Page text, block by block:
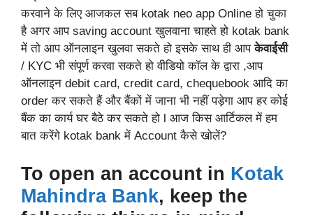
करवाने के लिए आजकल सब kotak neo app Online हो चुका
है अगर आप saving account खुलवाना चाहते हो kotak bank
में तो आप ऑनलाइन खुलवा सकते हो इसके साथ ही आपकेवाईसी
/ KYC भी संपूर्ण करवा सकते हो वीडियो कॉल के द्वारा ,आप
ऑनलाइन debit card, credit card, chequebook आदि का
order कर सकते हैं और बैंकों में जाना भी नहीं पड़ेगा आप हर कोई
बैंक का कार्य घर बैठे कर सकते हो l आज किस आर्टिकल में हम
बात करेंगे kotak bank में Account कैसे खोलें?
To open an account in Kotak
Mahindra Bank, keep the